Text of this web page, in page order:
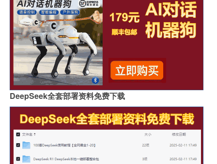
DeepSeek全套部署资料免费下载